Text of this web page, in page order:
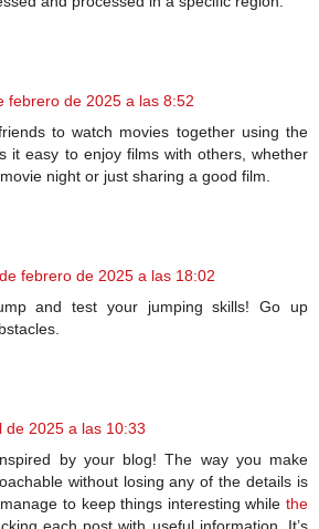
febrero de 2025 a las 8:52
to watch movies together using the
it easy to enjoy films with others, whether
night or just sharing a good film.
febrero de 2025 a las 18:02
and test your jumping skills! Go up
de 2025 a las 10:33
by your blog! The way you make
without losing any of the details is
to keep things interesting while the